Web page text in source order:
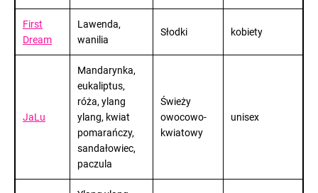
First
Dream
Lawenda,
wanilia
Słodki kobiety
JaLu
Mandarynka,
eukaliptus,
róża, ylang
ylang, kwiat
pomarańczy,
sandałowiec,
paczula
Świeży
owocowo-
kwiatowy
unisex